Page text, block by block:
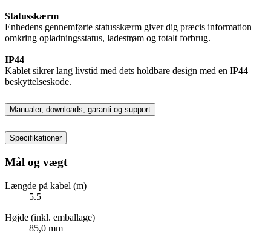
Statusskærm
Enhedens gennemførte statusskærm giver dig præcis information
omkring opladningsstatus, ladestrøm og totalt forbrug.
IP44
Kablet sikrer lang livstid med dets holdbare design med en IP44
beskyttelseskode.
Manualer, downloads, garanti og support
Specifikationer
Mål og vægt
Længde på kabel (m)
5.5
Højde (inkl. emballage)
85,0 mm